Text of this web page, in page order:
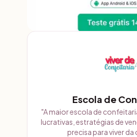
Escola de
"A maior escola de
lucrativas, estratégias de
precisa para viver da